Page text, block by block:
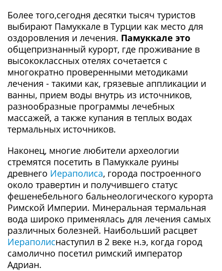
Более того,сегодня десятки тысяч туристов
выбирают Памуккале в Турции как место для
оздоровления и лечения. Памуккале это
общепризнанный курорт, где проживание в
высококлассных отелях сочетается с
многократно проверенными методиками
лечения - такими как, грязевые аппликации и
ванны, прием воды внутрь из источников,
разнообразные программы лечебных
массажей, а также купания в теплых водах
термальных источников.
Наконец, многие любители археологии
стремятся посетить в Памуккале руины
древнего Иераполиса, города построенного
около травертин и получившего статус
фешенебельного бальнеологического курорта
Римской Империи. Минеральная термальная
вода широко применялась для лечения самых
различных болезней. Наибольший расцвет
Иераполиснаступил в 2 веке н.э, когда город
самолично посетил римский император
Адриан.